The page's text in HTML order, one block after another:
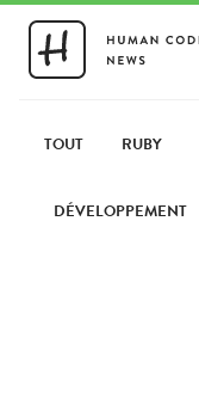
TOUT RUBY
DÉVELOPPEMENT